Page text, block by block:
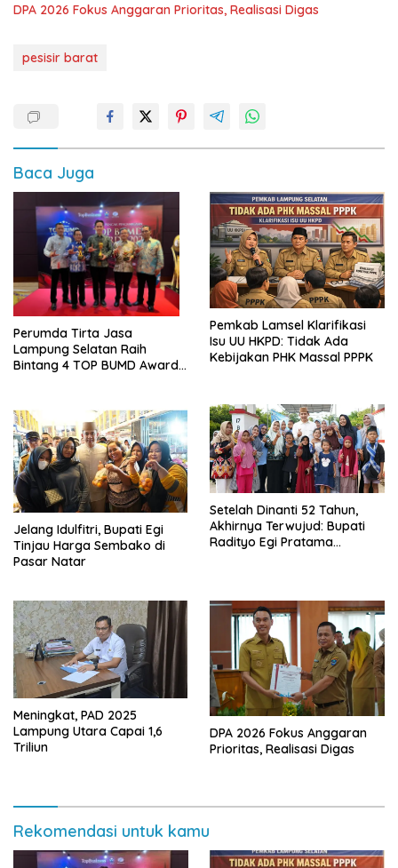
DPA 2026 Fokus Anggaran Prioritas, Realisasi Digas
pesisir barat
Baca Juga
Perumda Tirta Jasa
Lampung Selatan Raih
Bintang 4 TOP BUMD Awards
Pemkab Lamsel Klarifikasi
Isu UU HKPD: Tidak Ada
Kebijakan PHK Massal PPPK
Jelang Idulfitri, Bupati Egi
Tinjau Harga Sembako di
Pasar Natar
Setelah Dinanti 52 Tahun,
Akhirnya Terwujud: Bupati
Radityo Egi Pratama
Meningkat, PAD 2025
Lampung Utara Capai 1,6
Triliun
DPA 2026 Fokus Anggaran
Prioritas, Realisasi Digas
Rekomendasi untuk kamu